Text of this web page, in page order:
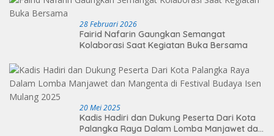
28 Februari 2026
Fairid Nafarin Gaungkan Semangat
Kolaborasi Saat Kegiatan Buka Bersama
20 Mei 2025
Kadis Hadiri dan Dukung Peserta Dari Kota
Palangka Raya Dalam Lomba Manjawet dan